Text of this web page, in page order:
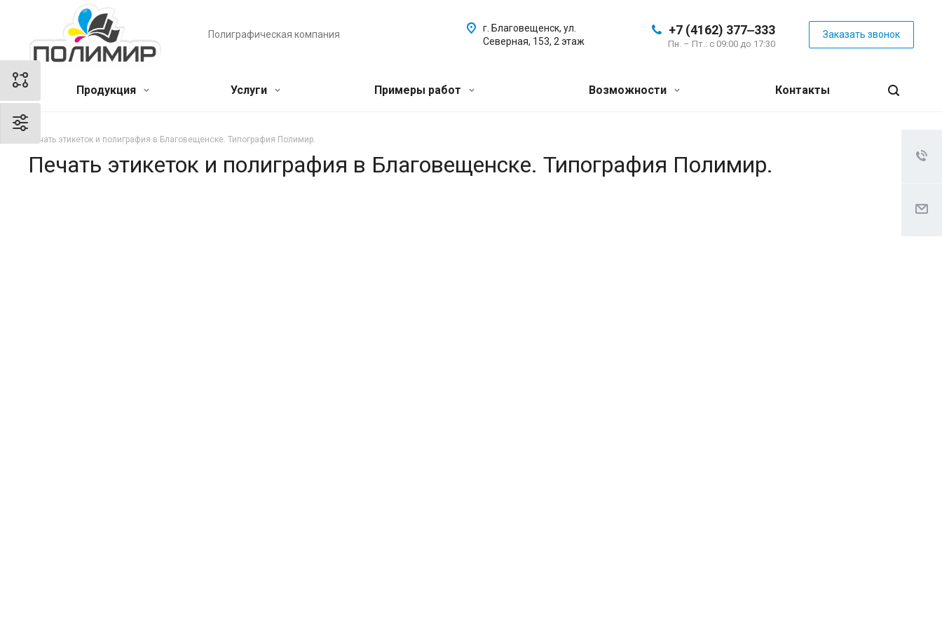
Полиграфическая компания +7 (4162) 377‒333
Пн. – Пт.: с 09:00 до 17:30
Заказать звонок
г. Благовещенск, ул.
Северная, 153, 2 этаж
Продукция Услуги Примеры работ Возможности Контакты
Печать этикеток и полиграфия в Благовещенске. Типография Полимир.
Печать этикеток и полиграфия в Благовещенске. Типография Полимир.